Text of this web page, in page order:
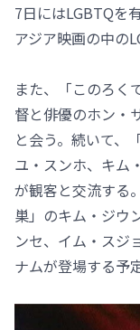
7日にはLGBTQを
アジア映画の中の
また、「このろく
督と俳優のホン・
と会う。続いて、
ユ・スンホ、キム
が観客と交流する
巣」のキム・ジウ
ンセ、イム・スジ
ナムが登場する予